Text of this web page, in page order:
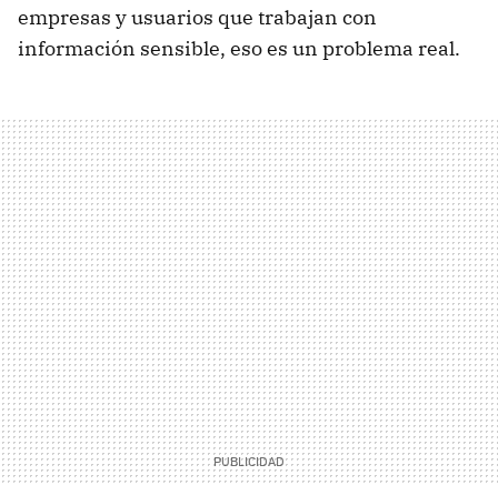
empresas y usuarios que trabajan con
información sensible, eso es un problema real.